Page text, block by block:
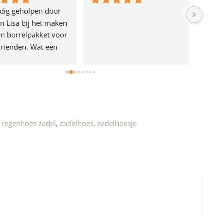
geholpen door
Lisa bij het maken
borrelpakket voor
Wat een
regenhoes zadel, zadelhoes, zadelhoesje